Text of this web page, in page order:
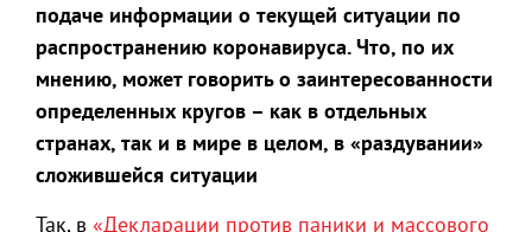
подаче информации о текущей ситуации по
распространению коронавируса. Что, по их
мнению, может говорить о заинтересованности
определенных кругов – как в отдельных
странах, так и в мире в целом, в «раздувании»
сложившейся ситуации
Так, в «Декларации против паники и массового